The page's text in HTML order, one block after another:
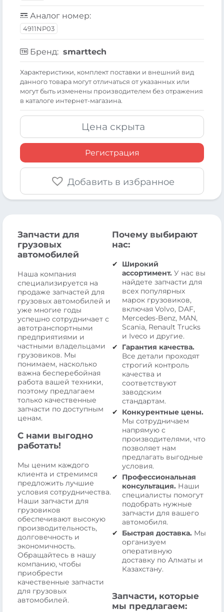
Аналог номер:
4911NP03
Бренд: smarttech
Xарактеристики, комплект поставки и внешний вид
данного товара могут отличаться от указанных или
могут быть изменены производителем без отражения
в каталоге интернет-магазина.
Цена скрыта
Регистрация
Добавить в избранное
Запчасти для
грузовых
автомобилей
Наша компания
специализируется на
продаже запчастей для
грузовых автомобилей и
уже многие годы
успешно сотрудничает с
автотранспортными
предприятиями и
частными владельцами
грузовиков. Мы
понимаем, насколько
важна бесперебойная
работа вашей техники,
поэтому предлагаем
только качественные
запчасти по доступным
ценам.
С нами выгодно
работать!
Мы ценим каждого
клиента и стремимся
предложить лучшие
условия сотрудничества.
Наши запчасти для
грузовиков
обеспечивают высокую
производительность,
долговечность и
экономичность.
Обращайтесь в нашу
компанию, чтобы
приобрести
качественные запчасти
для грузовых
автомобилей.
Почему выбирают
нас:
Широкий
ассортимент. У нас вы
найдете запчасти для
всех популярных
марок грузовиков,
включая Volvo, DAF,
Mercedes-Benz, MAN,
Scania, Renault Trucks
и Iveco и другие.
Гарантия качества.
Все детали проходят
строгий контроль
качества и
соответствуют
заводским
стандартам.
Конкурентные цены.
Мы сотрудничаем
напрямую с
производителями, что
позволяет нам
предлагать выгодные
условия.
Профессиональная
консультация. Наши
специалисты помогут
подобрать нужные
запчасти для вашего
автомобиля.
Быстрая доставка. Мы
организуем
оперативную
доставку по Алматы и
Казахстану.
Запчасти, которые
мы предлагаем: